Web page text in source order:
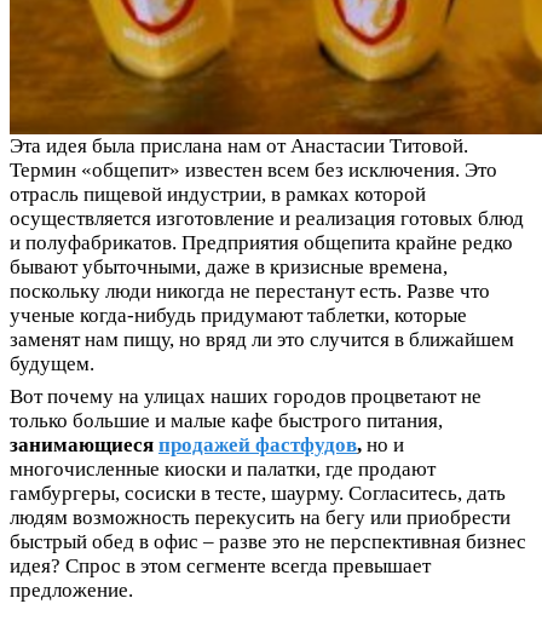
Эта идея была прислана нам от Анастасии Титовой.
Термин «общепит» известен всем без исключения. Это
отрасль пищевой индустрии, в рамках которой
осуществляется изготовление и реализация готовых блюд
и полуфабрикатов. Предприятия общепита крайне редко
бывают убыточными, даже в кризисные времена,
поскольку люди никогда не перестанут есть. Разве что
ученые когда-нибудь придумают таблетки, которые
заменят нам пищу, но вряд ли это случится в ближайшем
будущем.
Вот почему на улицах наших городов процветают не
только большие и малые кафе быстрого питания,
занимающиеся продажей фастфудов, но и
многочисленные киоски и палатки, где продают
гамбургеры, сосиски в тесте, шаурму. Согласитесь, дать
людям возможность перекусить на бегу или приобрести
быстрый обед в офис – разве это не перспективная бизнес
идея? Спрос в этом сегменте всегда превышает
предложение.